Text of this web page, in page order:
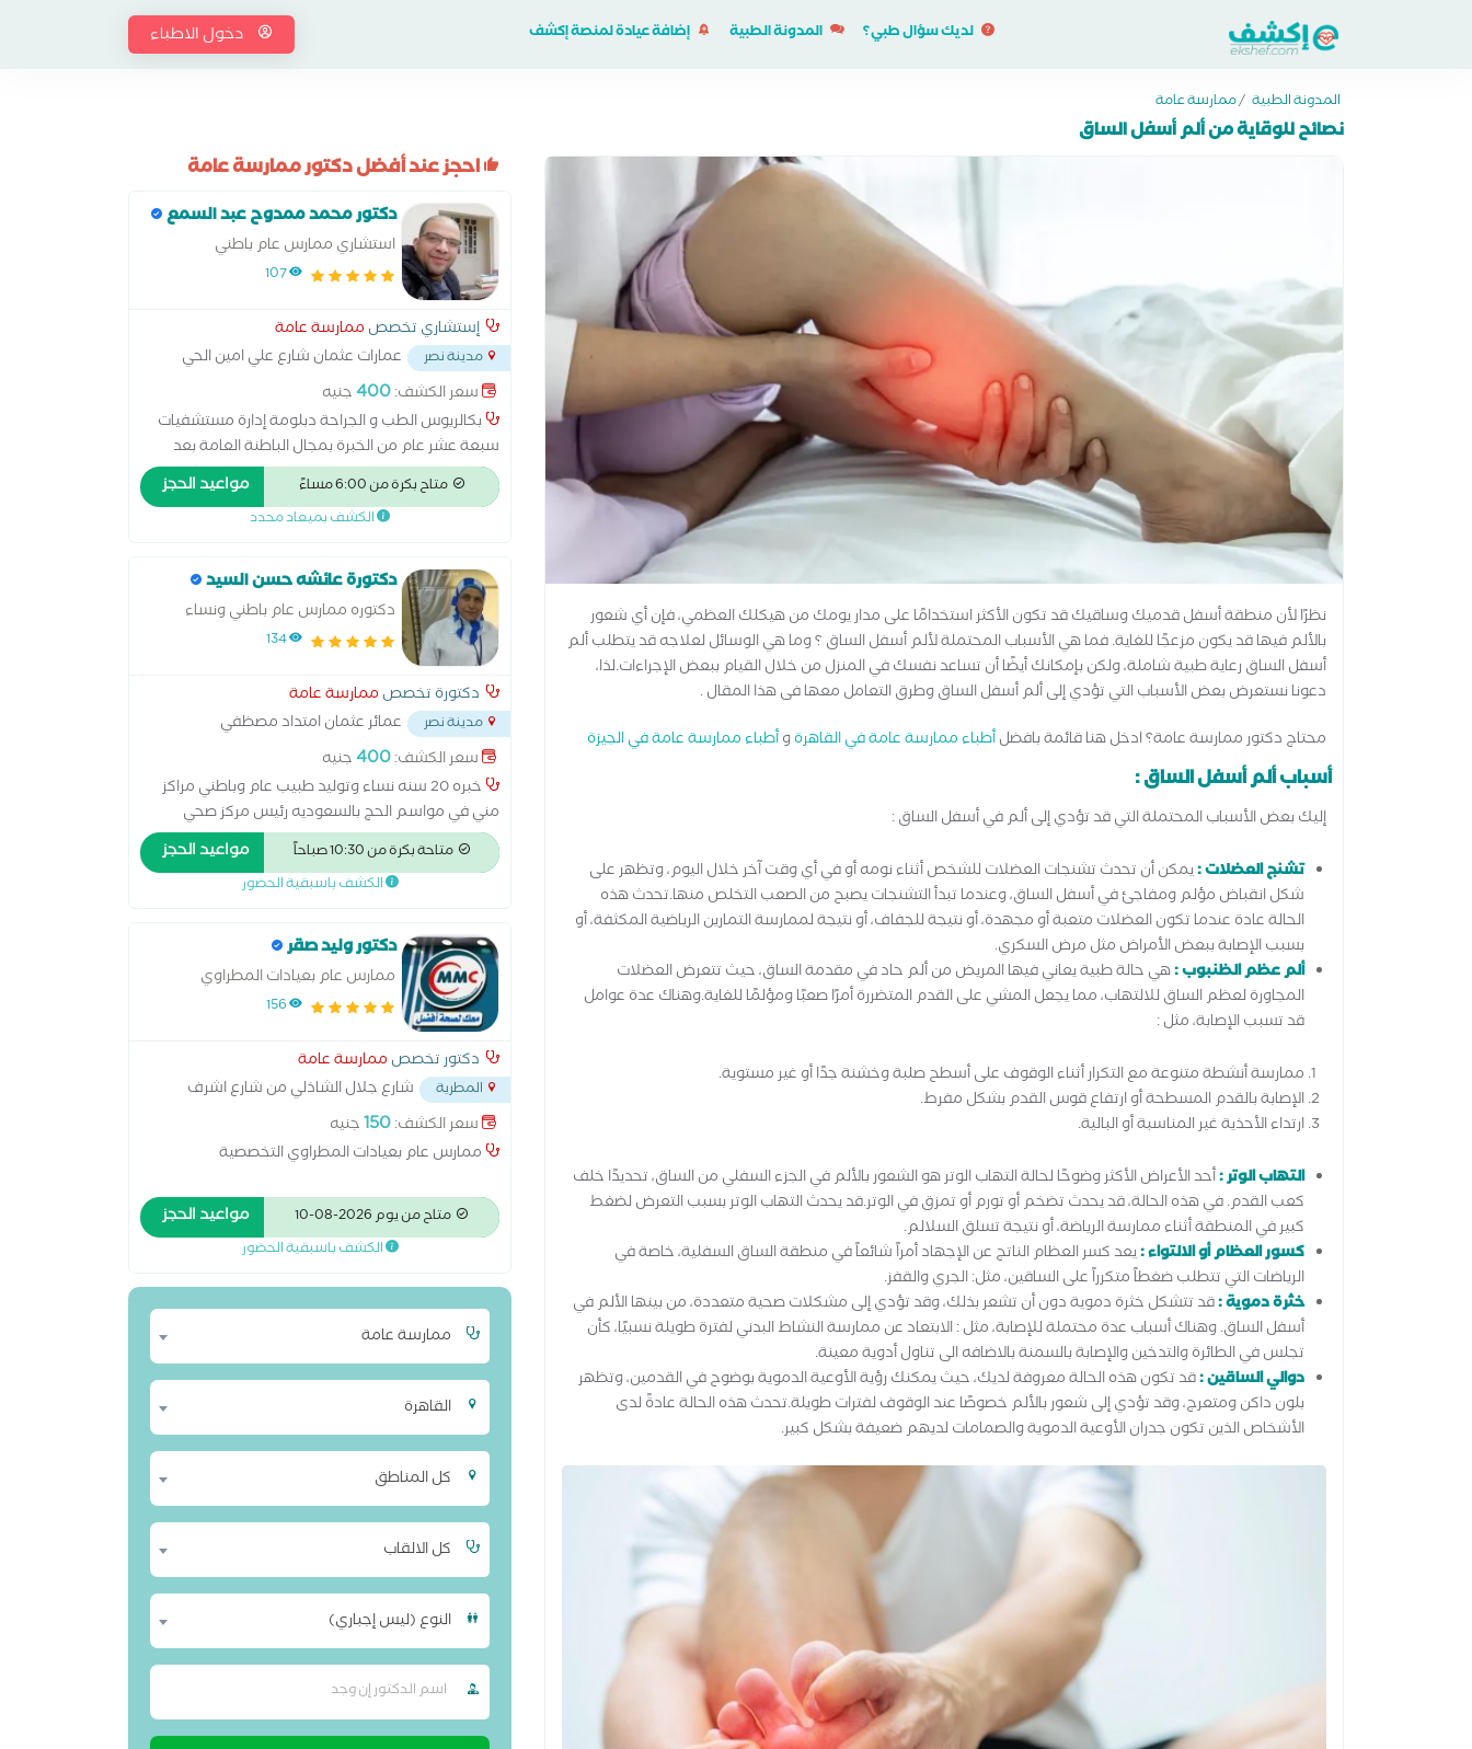
لديك سؤال طبي؟ المدونة الطبية إضافة عيادة لمنصة إكشف دخول الاطباء
المدونة الطبية /ممارسة عامة
نصائح للوقاية من ألم أسفل الساق
نظرًا لأن منطقة أسفل قدميك وساقيك قد تكون الأكثر استخدامًا على مدار يومك من هيكلك العظمي، فإن أي شعور
بالألم فيها قد يكون مزعجًا للغاية. فما هي الأسباب المحتملة لألم أسفل الساق ؟ وما هي الوسائل لعلاجه قد يتطلب ألم
أسفل الساق رعاية طبية شاملة، ولكن بإمكانك أيضًا أن تساعد نفسك في المنزل من خلال القيام ببعض الإجراءات.لذا،
دعونا نستعرض بعض الأسباب التي تؤدي إلى ألم أسفل الساق وطرق التعامل معها فى هذا المقال .
محتاج دكتور ممارسة عامة؟ ادخل هنا قائمة بافضلأطباء ممارسة عامة في القاهرةوأطباء ممارسة عامة في الجيزة
أسباب ألم أسفل الساق :
إليك بعض الأسباب المحتملة التي قد تؤدي إلى ألم في أسفل الساق :
تشنج العضلات :يمكن أن تحدث تشنجات العضلات للشخص أثناء نومه أو في أي وقت آخر خلال اليوم، وتظهر على
شكل انقباض مؤلم ومفاجئ في أسفل الساق، وعندما تبدأ التشنجات يصبح من الصعب التخلص منها.تحدث هذه
الحالة عادة عندما تكون العضلات متعبة أو مجهدة، أو نتيجة للجفاف، أو نتيجة لممارسة التمارين الرياضية المكثفة، أو
بسبب الإصابة ببعض الأمراض مثل مرض السكري.
ألم عظم الظنبوب :هي حالة طبية يعاني فيها المريض من ألم حاد في مقدمة الساق، حيث تتعرض العضلات
المجاورة لعظم الساق للالتهاب، مما يجعل المشي على القدم المتضررة أمرًا صعبًا ومؤلمًا للغاية.وهناك عدة عوامل
قد تسبب الإصابة، مثل :
ممارسة أنشطة متنوعة مع التكرار أثناء الوقوف على أسطح صلبة وخشنة جدًا أو غير مستوية.
الإصابة بالقدم المسطحة أو ارتفاع قوس القدم بشكل مفرط.
ارتداء الأحذية غير المناسبة أو البالية.
التهاب الوتر :أحد الأعراض الأكثر وضوحًا لحالة التهاب الوتر هو الشعور بالألم في الجزء السفلي من الساق، تحديدًا خلف
كعب القدم. في هذه الحالة، قد يحدث تضخم أو تورم أو تمزق في الوتر.قد يحدث التهاب الوتر بسبب التعرض لضغط
كبير في المنطقة أثناء ممارسة الرياضة، أو نتيجة تسلق السلالم.
كسور العظام أو الالتواء :يعد كسر العظام الناتج عن الإجهاد أمراً شائعاً في منطقة الساق السفلية، خاصة في
الرياضات التي تتطلب ضغطاً متكرراً على الساقين، مثل: الجري والقفز.
خثرة دموية :قد تتشكل خثرة دموية دون أن تشعر بذلك، وقد تؤدي إلى مشكلات صحية متعددة، من بينها الألم في
أسفل الساق. وهناك أسباب عدة محتملة للإصابة، مثل : الابتعاد عن ممارسة النشاط البدني لفترة طويلة نسبيًا، كأن
تجلس في الطائرة والتدخين والإصابة بالسمنة بالاضافه الى تناول أدوية معينة.
دوالي الساقين :قد تكون هذه الحالة معروفة لديك، حيث يمكنك رؤية الأوعية الدموية بوضوح في القدمين، وتظهر
بلون داكن ومتعرج، وقد تؤدي إلى شعور بالألم خصوصًا عند الوقوف لفترات طويلة.تحدث هذه الحالة عادةً لدى
الأشخاص الذين تكون جدران الأوعية الدموية والصمامات لديهم ضعيفة بشكل كبير.
احجز عند أفضل دكتور ممارسة عامة
دكتور محمد ممدوح عبد السمع
استشاري ممارس عام باطني
107
إستشاري تخصص ممارسة عامة
مدينة نصر
عمارات عثمان شارع علي امين الحي
السابع...
سعر الكشف:400جنيه
بكالريوس الطب و الجراحة دبلومة إدارة مستشفيات
سبعة عشر عام من الخبرة بمجال الباطنة العامة بعد
التخرج ممارس عام باطني للبالغين متاحة الزيارات المنزلية
اذا لزم الأمر يسعدنا خدمتكم ونتمني ان نكون عند حسن
متاح بكرة من 6:00 مساءً مواعيد الحجز
الكشف بميعاد محدد
دكتورة عائشه حسن السيد
دكتوره ممارس عام باطني ونساء
134
دكتورة تخصص ممارسة عامة
مدينة نصر
عمائر عثمان امتداد مصظفي
النحاس...
سعر الكشف:400جنيه
خبره 20 سنه نساء وتوليد طبيب عام وباطني مراكز
مني في مواسم الحج بالسعوديه رئيس مركز صحي
سلوي من 200الي 2007 يوجد سونار بالعياده بجانب
الكشف الاستشاره بعد الكسف اول مره مجانيه العياده
متاحة بكرة من 10:30 صباحاً مواعيد الحجز
الكشف باسبقية الحضور
دكتور وليد صقر
ممارس عام بعيادات المطراوي
156
دكتور تخصص ممارسة عامة
المطرية
شارع جلال الشاذلي من شارع اشرف
نوار خلف حي المطريه... سعر الكشف:150جنيه
ممارس عام بعيادات المطراوي التخصصية
متاح من يوم 2026-08-10 مواعيد الحجز
الكشف باسبقية الحضور
ممارسة عامة
القاهرة
كل المناطق
كل الالقاب
النوع (ليس إجباري)